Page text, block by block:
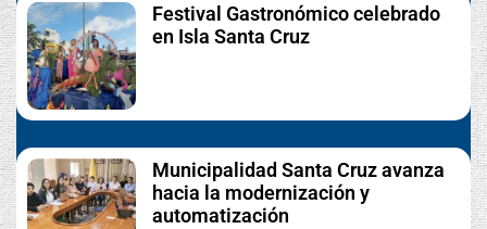
Festival Gastronómico celebrado
en Isla Santa Cruz
Municipalidad Santa Cruz avanza
hacia la modernización y
automatización